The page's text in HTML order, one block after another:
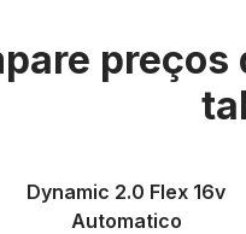
Dynamic 2.0 Flex 16v
Automatico